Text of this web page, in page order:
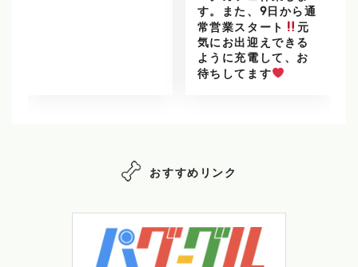
す。また、9日から通
常営業スタート
元
気にお出迎えできる
ように充電して、お
待ちしてます
おすすめリンク